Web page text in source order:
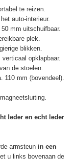
te reizen.
auto-interieur.
mm uitschuifbaar.
plek.
blikken.
opklapbaar.
de stoelen.
110 mm (bovendeel).
leder en echt leder
armsteun in een
u links bovenaan de